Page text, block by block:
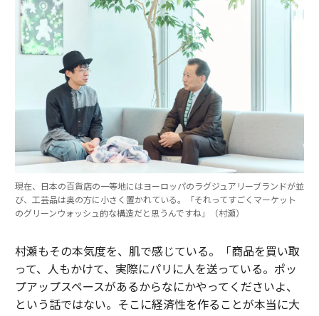
現在、日本の百貨店の一等地にはヨーロッパのラグジュアリーブランドが並
び、工芸品は奥の方に小さく置かれている。「それってすごくマーケット
のグリーンウォッシュ的な構造だと思うんですね」（村瀬）
村瀬もその本気度を、肌で感じている。「商品を買い取
って、人もかけて、実際にパリに人を送っている。ポッ
プアップスペースがあるからなにかやってくださいよ、
という話ではない。そこに経済性を作ることが本当に大